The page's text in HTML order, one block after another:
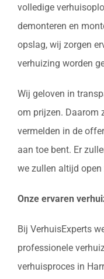
volledige
demonteren en
opslag, wij zorgen
verhuizing worden
Wij geloven in
om prijzen. Daarom
vermelden in de
aan toe bent. Er
we zullen altijd
Onze ervaren
Bij VerhuisExperts
professionele
verhuisproces in